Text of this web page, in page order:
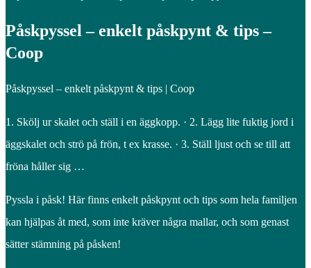
Påskpyssel – enkelt påskpynt & tips –
Coop
Påskpyssel – enkelt påskpynt & tips | Coop
1. Skölj ur skalet och ställ i en äggkopp. · 2. Lägg lite fuktig jord i
äggskalet och strö på frön, t ex krasse. · 3. Ställ ljust och se till att
fröna håller sig …
Pyssla i påsk! Här finns enkelt påskpynt och tips som hela familjen
kan hjälpas åt med, som inte kräver några mallar, och som genast
sätter stämning på påsken!